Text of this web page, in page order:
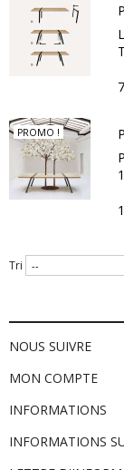
PROMO !
Tri
NOUS SUIVRE
MON COMPTE
INFORMATIONS
INFORMATIONS